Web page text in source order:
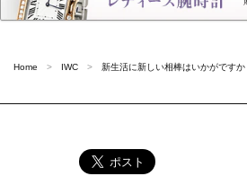
Home IWC 新生活に新しい相棒はいかがです